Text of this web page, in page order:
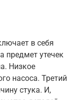
в себя
предмет утечек
Низкое
насоса. Третий
стука. И,